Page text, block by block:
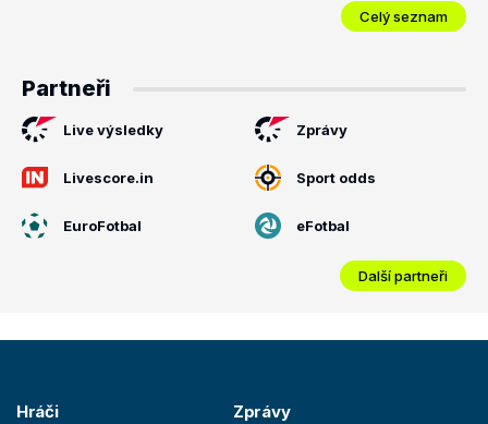
Celý seznam
Partneři
Live výsledky Zprávy
Livescore.in Sport odds
EuroFotbal eFotbal
Další partneři
Hráči Zprávy